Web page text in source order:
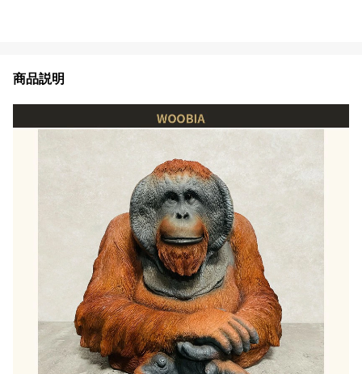
商品説明